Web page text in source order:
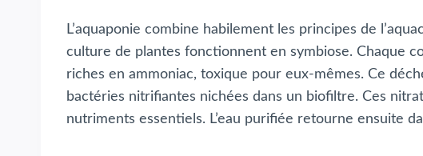
L’aquaponie combine habilement les principes de
culture de plantes fonctionnent en symbiose. Chaque
riches en ammoniac, toxique pour eux-mêmes. Ce
bactéries nitrifiantes nichées dans un biofiltre. Ces
nutriments essentiels. L’eau purifiée retourne ensuite